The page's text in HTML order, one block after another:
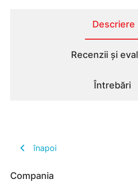
Descriere
Recenzii și
Întrebări
înapoi
Compania